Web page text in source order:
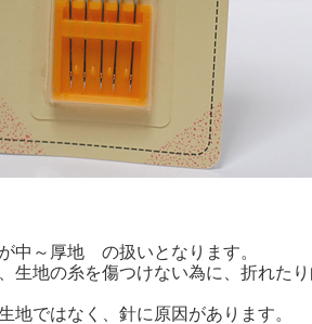
中～厚地 の扱いとなります。
生地の糸を傷つけない為に、折れたり
地ではなく、針に原因があります。